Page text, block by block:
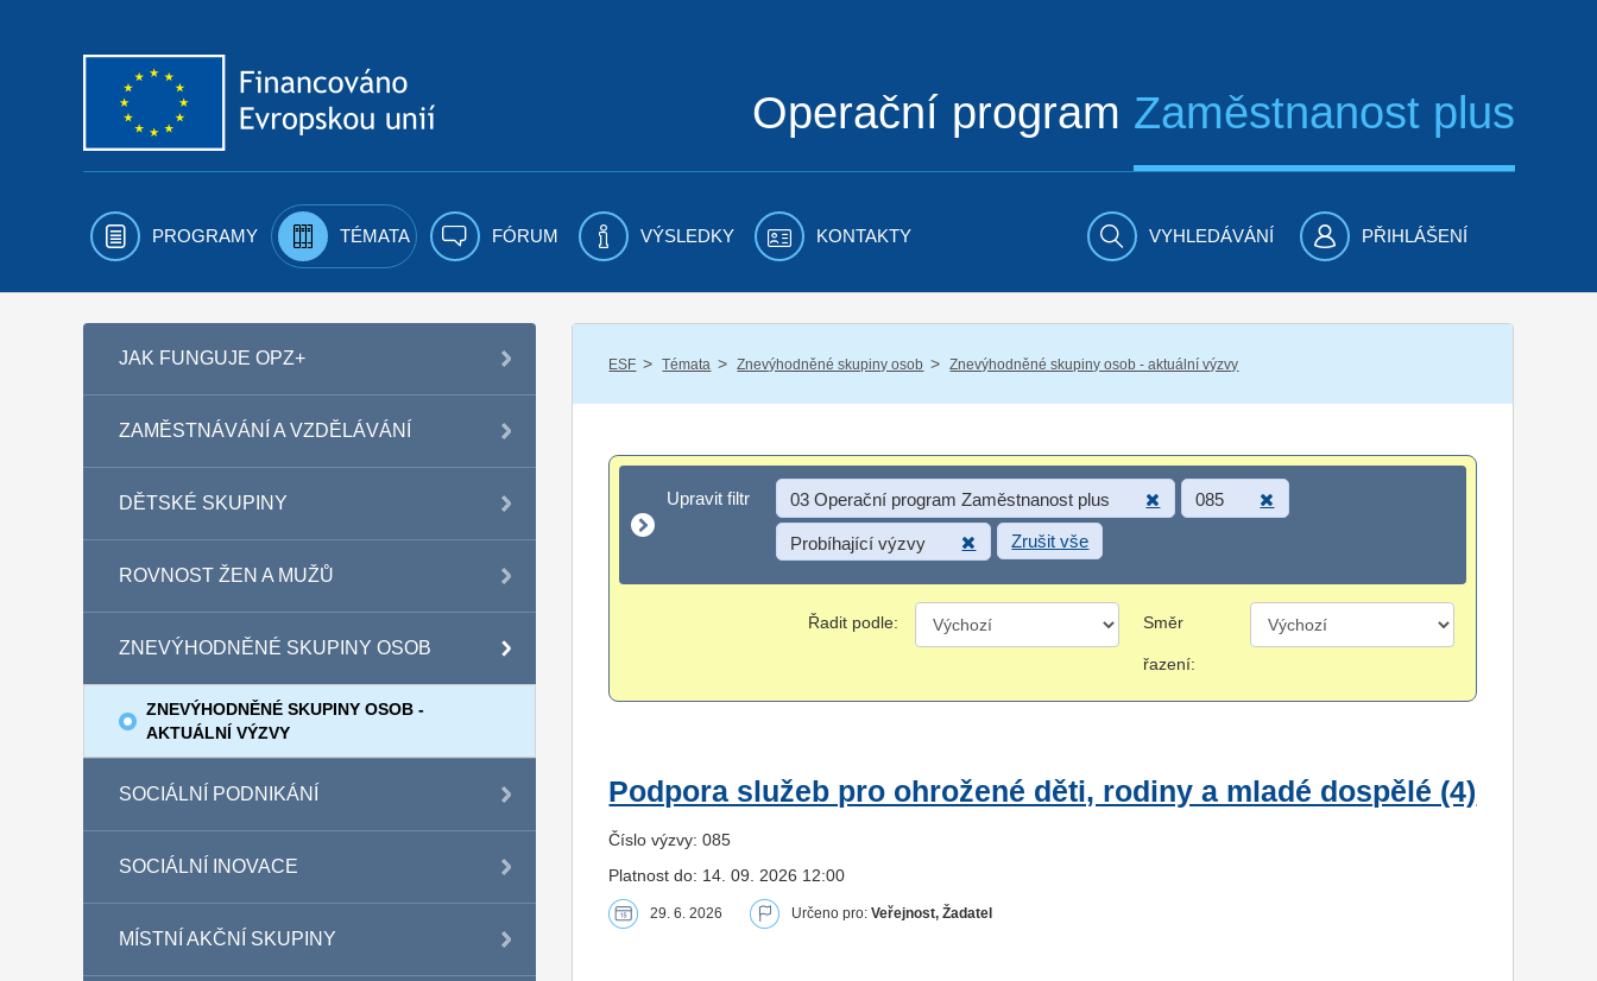
Operační program Zaměstnanost plus
PROGRAMY TÉMATA FÓRUM VÝSLEDKY KONTAKTY VYHLEDÁVÁNÍ PŘIHLÁŠENÍ
JAK FUNGUJE OPZ+
ZAMĚSTNÁVÁNÍ A VZDĚLÁVÁNÍ
DĚTSKÉ SKUPINY
ROVNOST ŽEN A MUŽŮ
ZNEVÝHODNĚNÉ SKUPINY OSOB
ZNEVÝHODNĚNÉ SKUPINY OSOB -
AKTUÁLNÍ VÝZVY
SOCIÁLNÍ PODNIKÁNÍ
SOCIÁLNÍ INOVACE
MÍSTNÍ AKČNÍ SKUPINY
ESF / Témata / Znevýhodněné skupiny osob / Znevýhodněné skupiny osob - aktuální výzvy
Upravit filtr
Upravit filtr 03 Operační program Zaměstnanost plus 085
Probíhající výzvy Zrušit vše
Řadit podle: Směr
řazení:
Podpora služeb pro ohrožené děti, rodiny a mladé dospělé (4)
Číslo výzvy: 085
Platnost do: 14. 09. 2026 12:00
29. 6. 2026 Určeno pro:Veřejnost, Žadatel